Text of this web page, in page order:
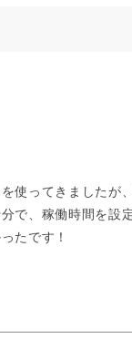
使ってきましたが
で、稼働時間を設
たです！